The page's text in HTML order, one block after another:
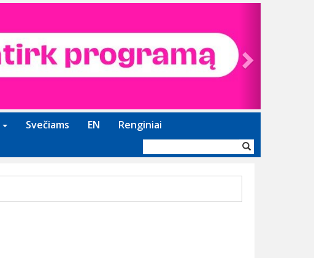
Svečiams EN Renginiai
forma